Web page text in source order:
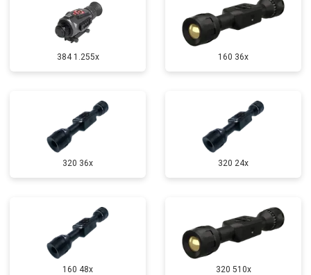
384 1.255х 160 36x
320 36x 320 24x
160 48x 320 510x